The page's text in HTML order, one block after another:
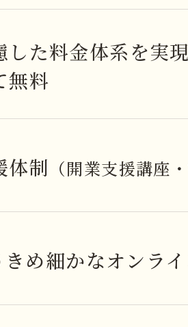
た料金体系を実
無料
体制 （開業支援講座
め細かなオンラ